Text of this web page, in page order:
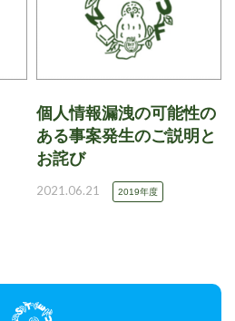
個人情報漏洩の可能性の
ある事案発生のご説明と
お詫び
2021.06.21 2019年度